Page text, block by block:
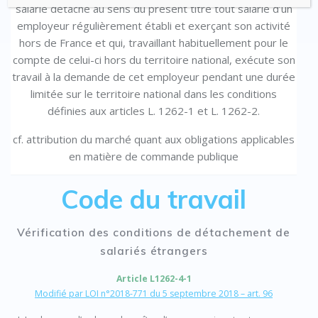
salarié détaché au sens du présent titre tout salarié d’un
employeur régulièrement établi et exerçant son activité
hors de France et qui, travaillant habituellement pour le
compte de celui-ci hors du territoire national, exécute son
travail à la demande de cet employeur pendant une durée
limitée sur le territoire national dans les conditions
définies aux articles L. 1262-1 et L. 1262-2.
cf. attribution du marché quant aux obligations applicables
en matière de commande publique
Code du travail
Vérification des conditions de détachement de
salariés étrangers
Article L1262-4-1
Modifié par LOI n°2018-771 du 5 septembre 2018 – art. 96